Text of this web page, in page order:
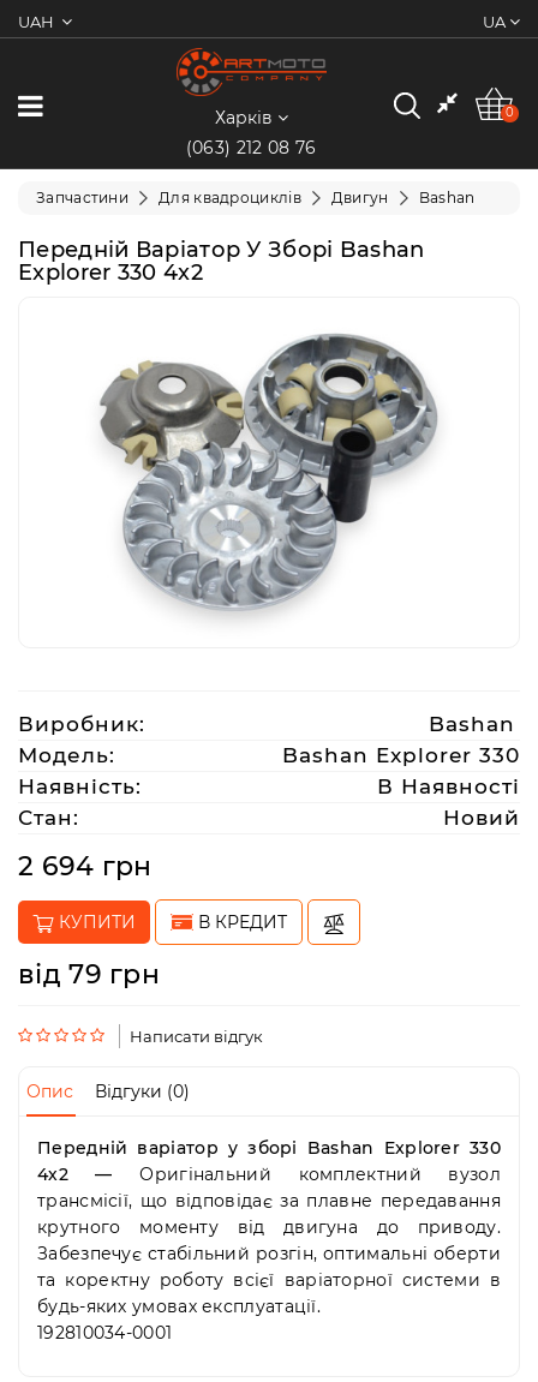
UAH UA
0
Категорії
Мотоцикли
Електротранспорт
Екіпіювання
Запчастини
Аксесуари
Харків
(063)
212
08
76
artmoto.info@gmail.com
Режим
Пн-
-
19:00
Сб
10:00
-
19:00
Нд
-
вихідний
Харків
(063) 212 08 76
0
Запчастини Для квадроциклів Двигун Bashan
Передній Варіатор У Зборі Bashan
Explorer 330 4x2
Виробник:
Bashan
Модель:
Bashan Explorer 330
Наявність:
В Наявності
Стан:
Новий
2 694 грн
КУПИТИ В КРЕДИТ
від 79 грн
Написати відгук
Опис Відгуки (0)
Передній варіатор у зборі Bashan Explorer 330
4х2 — Оригінальний комплектний вузол
трансмісії, що відповідає за плавне передавання
крутного моменту від двигуна до приводу.
Забезпечує стабільний розгін, оптимальні оберти
та коректну роботу всієї варіаторної системи в
будь-яких умовах експлуатації.
192810034-0001